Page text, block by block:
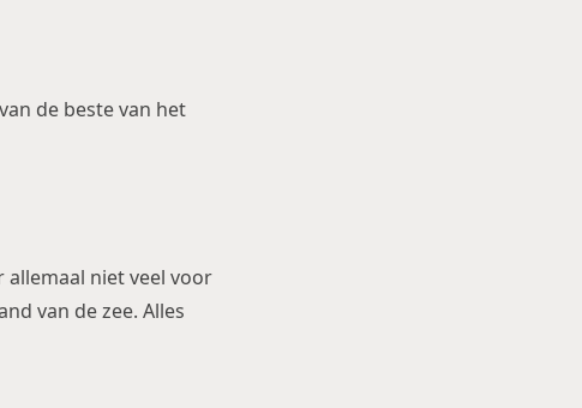
de beste van het
allemaal niet veel voor
van de zee. Alles